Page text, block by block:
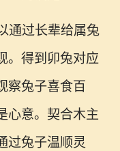
通过长辈给属兔
。得到卯兔对应
察兔子喜食百
心意。契合木主
过兔子温顺灵